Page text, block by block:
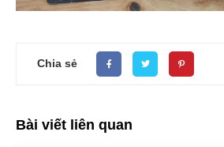
Chia sẻ
Bài viết liên quan